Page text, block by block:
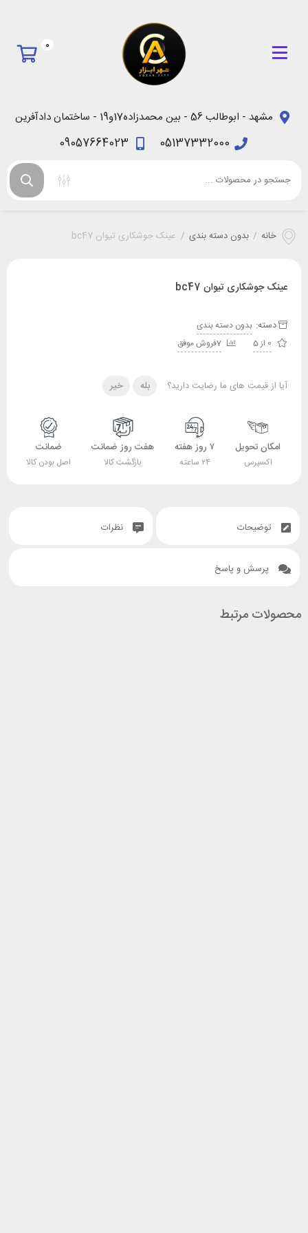
0
مشهد - ابوطالب 56 - بین محمدزاده17و19 - ساختمان دادآفرین
05137332000
09057664023
خانه / بدون دسته بندی / عینک جوشکاری تیوان bc47
عینک جوشکاری تیوان bc47
دسته: بدون دسته بندی
0 از 5
7فروش موفق
آیا از قیمت های ما رضایت دارید؟ بله خیر
امکان تحویل
اکسپرس
۷ روز هفته
۲۴ ساعته
هفت روز ضمانت
بازگشت کالا
ضمانت
اصل بودن کالا
توضیحات نظرات
پرسش و پاسخ
محصولات مرتبط